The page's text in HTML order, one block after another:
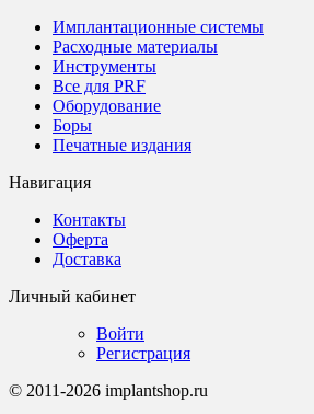
Имплантационные системы
Расходные материалы
Инструменты
Все для PRF
Оборудование
Боры
Печатные издания
Навигация
Контакты
Оферта
Доставка
Личный кабинет
Войти
Регистрация
© 2011-2026 implantshop.ru